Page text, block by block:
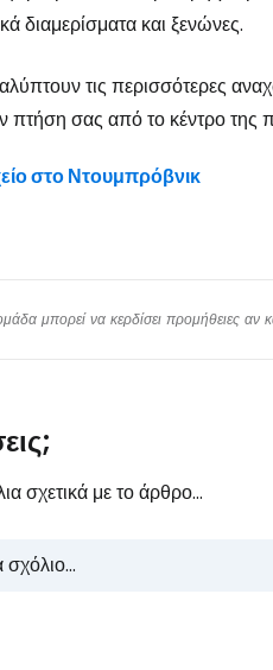
διαμερίσματα και ξενώνες.
τις περισσότερες
πτήση σας από το κέντρο της
στο Ντουμπρόβνικ
μπορεί να κερδίσει προμήθειες αν
σχετικά με το άρθρο...
... η παγκόσμια ταξιδιωτική